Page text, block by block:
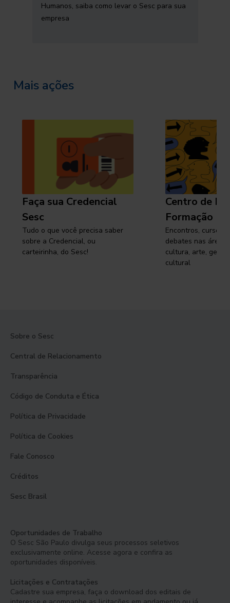
Humanos, saiba como levar o Sesc para sua
empresa
Mais ações
Faça sua Credencial
Sesc
Tudo o que você precisa saber
sobre a Credencial, ou
carteirinha, do Sesc!
Centro de
Formação
Encontros, cursos,
debates nas áreas
cultura, arte,
cultural
Sobre o Sesc
Central de Relacionamento
Transparência
Código de Conduta e Ética
Política de Privacidade
Política de Cookies
Fale Conosco
Créditos
Sesc Brasil
Oportunidades de Trabalho
O Sesc São Paulo divulga seus processos seletivos
exclusivamente online. Acesse agora e confira as
oportunidades disponíveis.
Licitações e Contratações
Cadastre sua empresa, faça o download dos editais de